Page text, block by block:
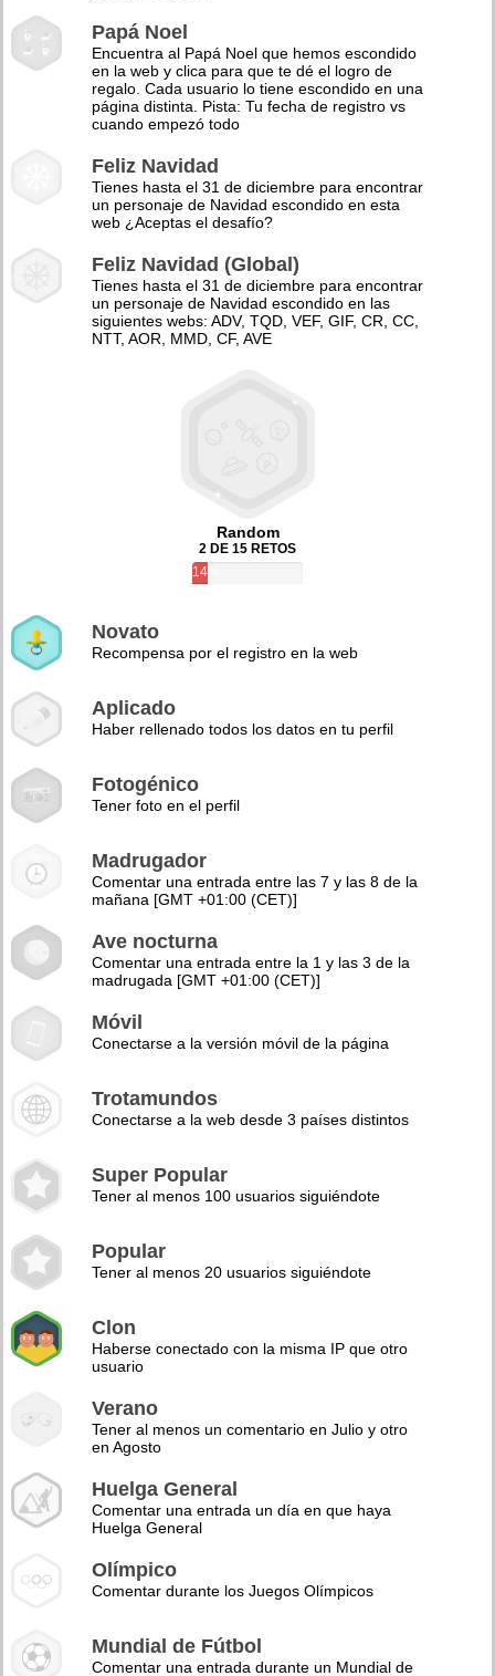
Papá Noel
Encuentra al Papá Noel que hemos escondido
en la web y clica para que te dé el logro de
regalo. Cada usuario lo tiene escondido en una
página distinta. Pista: Tu fecha de registro vs
cuando empezó todo
Feliz Navidad
Tienes hasta el 31 de diciembre para encontrar
un personaje de Navidad escondido en esta
web ¿Aceptas el desafío?
Feliz Navidad (Global)
Tienes hasta el 31 de diciembre para encontrar
un personaje de Navidad escondido en las
siguientes webs: ADV, TQD, VEF, GIF, CR, CC,
NTT, AOR, MMD, CF, AVE
Random
2 DE 15 RETOS
14%
Novato
Recompensa por el registro en la web
Aplicado
Haber rellenado todos los datos en tu perfil
Fotogénico
Tener foto en el perfil
Madrugador
Comentar una entrada entre las 7 y las 8 de la
mañana [GMT +01:00 (CET)]
Ave nocturna
Comentar una entrada entre la 1 y las 3 de la
madrugada [GMT +01:00 (CET)]
Móvil
Conectarse a la versión móvil de la página
Trotamundos
Conectarse a la web desde 3 países distintos
Super Popular
Tener al menos 100 usuarios siguiéndote
Popular
Tener al menos 20 usuarios siguiéndote
Clon
Haberse conectado con la misma IP que otro
usuario
Verano
Tener al menos un comentario en Julio y otro
en Agosto
Huelga General
Comentar una entrada un día en que haya
Huelga General
Olímpico
Comentar durante los Juegos Olímpicos
Mundial de Fútbol
Comentar una entrada durante un Mundial de